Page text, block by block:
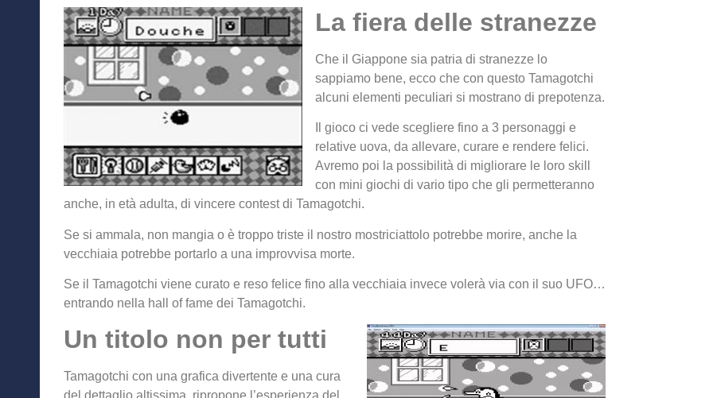
La fiera delle stranezze
Che il Giappone sia patria di stranezze lo
sappiamo bene, ecco che con questo Tamagotchi
alcuni elementi peculiari si mostrano di prepotenza.
Il gioco ci vede scegliere fino a 3 personaggi e
relative uova, da allevare, curare e rendere felici.
Avremo poi la possibilità di migliorare le loro skill
con mini giochi di vario tipo che gli permetteranno
anche, in età adulta, di vincere contest di Tamagotchi.
Se si ammala, non mangia o è troppo triste il nostro mostriciattolo potrebbe morire, anche la
vecchiaia potrebbe portarlo a una improvvisa morte.
Se il Tamagotchi viene curato e reso felice fino alla vecchiaia invece volerà via con il suo UFO…
entrando nella hall of fame dei Tamagotchi.
Un titolo non per tutti
Tamagotchi con una grafica divertente e una cura